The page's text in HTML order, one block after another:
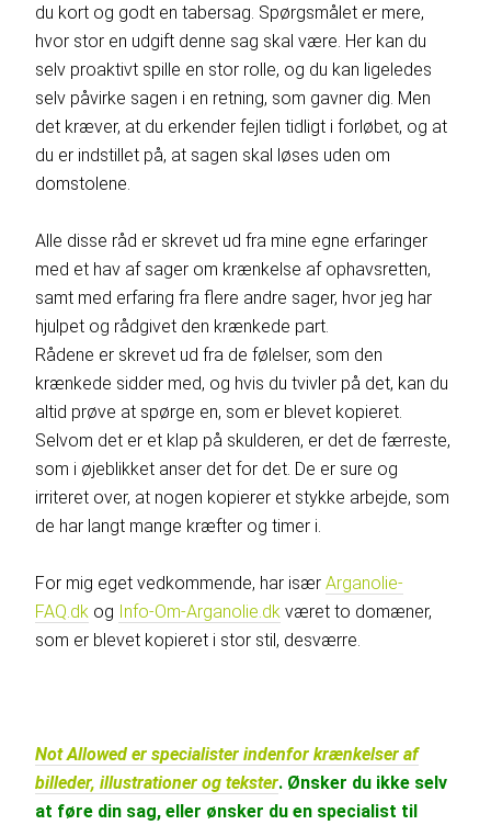
du kort og godt en tabersag. Spørgsmålet er mere,
hvor stor en udgift denne sag skal være. Her kan du
selv proaktivt spille en stor rolle, og du kan ligeledes
selv påvirke sagen i en retning, som gavner dig. Men
det kræver, at du erkender fejlen tidligt i forløbet, og at
du er indstillet på, at sagen skal løses uden om
domstolene.
Alle disse råd er skrevet ud fra mine egne erfaringer
med et hav af sager om krænkelse af ophavsretten,
samt med erfaring fra flere andre sager, hvor jeg har
hjulpet og rådgivet den krænkede part.
Rådene er skrevet ud fra de følelser, som den
krænkede sidder med, og hvis du tvivler på det, kan du
altid prøve at spørge en, som er blevet kopieret.
Selvom det er et klap på skulderen, er det de færreste,
som i øjeblikket anser det for det. De er sure og
irriteret over, at nogen kopierer et stykke arbejde, som
de har langt mange kræfter og timer i.
For mig eget vedkommende, har isærArganolie-
FAQ.dk og Info-Om-Arganolie.dk været to domæner,
som er blevet kopieret i stor stil, desværre.
Not Allowed er specialister indenfor krænkelser af
billeder, illustrationer og tekster. Ønsker du ikke selv
at føre din sag, eller ønsker du en specialist til